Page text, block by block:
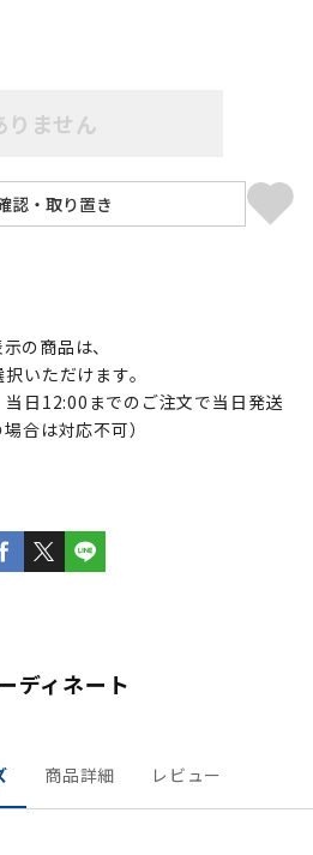
りません
の商品は、
いただけます。
日12:00までのご注文で当日発送
合は対応不可）
ディネート
商品詳細 レビュー